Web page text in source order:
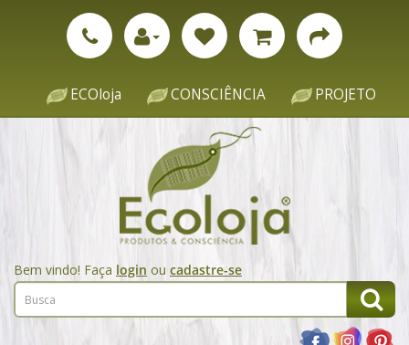
ECOloja CONSCIÊNCIA PROJETO
Bem vindo! Faça login ou cadastre-se